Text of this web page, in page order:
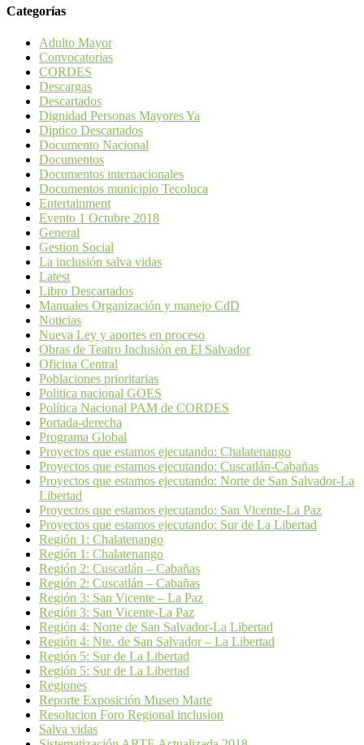
Categorías
Adulto Mayor
Convocatorias
CORDES
Descargas
Descartados
Dignidad Personas Mayores Ya
Diptico Descartados
Documento Nacional
Documentos
Documentos internacionales
Documentos municipio Tecoluca
Entertainment
Evento 1 Octubre 2018
General
Gestion Social
La inclusión salva vidas
Latest
Libro Descartados
Manuales Organización y manejo CdD
Noticias
Nueva Ley y aportes en proceso
Obras de Teatro Inclusión en El Salvador
Oficina Central
Poblaciones prioritarias
Politica nacional GOES
Política Nacional PAM de CORDES
Portada-derecha
Programa Global
Proyectos que estamos ejecutando: Chalatenango
Proyectos que estamos ejecutando: Cuscatlán-Cabañas
Proyectos que estamos ejecutando: Norte de San Salvador-La
Libertad
Proyectos que estamos ejecutando: San Vicente-La Paz
Proyectos que estamos ejecutando: Sur de La Libertad
Región 1: Chalatenango
Región 1: Chalatenango
Región 2: Cuscatlán – Cabañas
Región 2: Cuscatlán – Cabañas
Región 3: San Vicente – La Paz
Región 3: San Vicente-La Paz
Región 4: Norte de San Salvador-La Libertad
Región 4: Nte. de San Salvador – La Libertad
Región 5: Sur de La Libertad
Región 5: Sur de La Libertad
Regiones
Reporte Exposición Museo Marte
Resolucion Foro Regional inclusion
Salva vidas